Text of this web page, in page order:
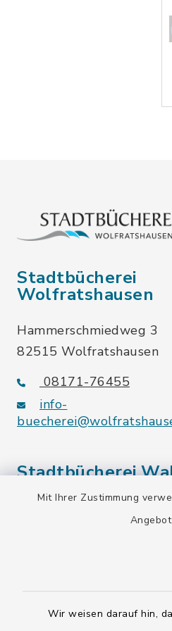
Mit Ihrer Zustimmung
Wir weisen darauf hin,
Stadtbücherei
Wolfratshausen
Hammerschmiedweg 3
82515 Wolfratshausen
08171-76455
info-
Stadtbücherei
Kardinal-Wendel-Str. 96
82515 Wolfratshausen